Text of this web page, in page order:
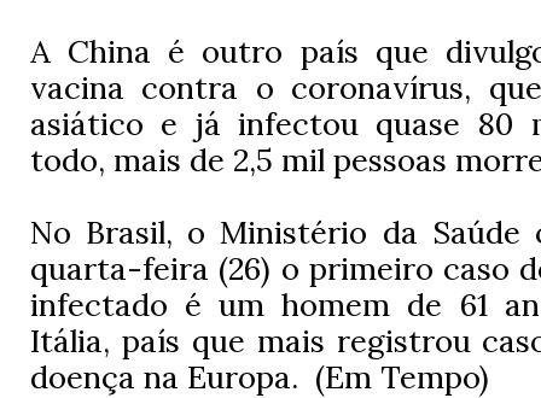
A China é outro país que
vacina contra o coronavírus,
asiático e já infectou quase 80
todo, mais de 2,5 mil pessoas
No Brasil, o Ministério da Saúde
quarta-feira (26) o primeiro caso
infectado é um homem de 61
Itália, país que mais registrou
doença na Europa. (Em Tempo)